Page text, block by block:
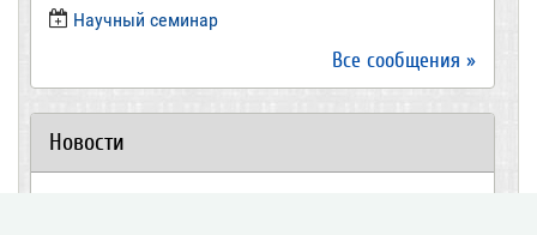
​Научный семинар
Все сообщения »
Новости